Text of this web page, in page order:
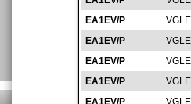
EA1EV/P
EA1EV/P
EA1EV/P
EA1EV/P
EA1EV/P